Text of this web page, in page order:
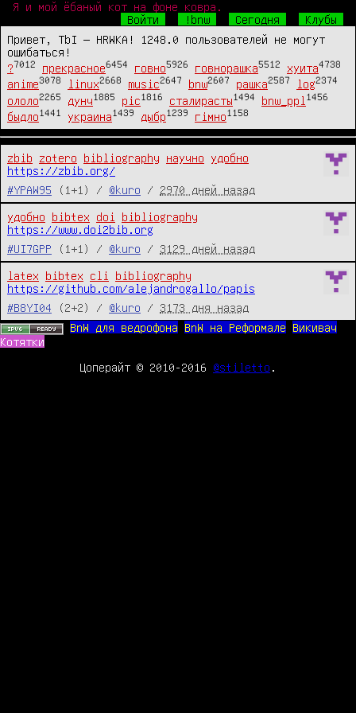
Я и мой ёбаный кот на фоне ковра.
Войти
!bnw Сегодня
Клубы
Привет, TbI — HRWKA! 1248.0 пользователей не могут
ошибаться!
?7012 прекрасное6454 говно5926 говнорашка5512 хуита4738
anime3078 linux2668 music2647 bnw2607 рашка2587 log2374
ололо2265 дунч1885 pic1816 сталирасты1494 bnw_ppl 1456
быдло1441 украина1439 дыбр1239 гімно1158
zbib zotero bibliography научно
удобно
https://zbib.org/
#YPAW95
(1+1) / @kuro / 2970 дней назад
удобно bibtex doi
bibliography
https://www.doi2bib.org
#UI7GPP
(1+1) / @kuro / 3129 дней назад
latex bibtex cli
bibliography
https://github.com/alejandrogallo/papis
#B8YI04
(2+2) / @kuro / 3173 дня назад
BnW для ведрофона
BnW на Реформале
Викивач
Котятки
Цоперайт © 2010-2016 @stiletto